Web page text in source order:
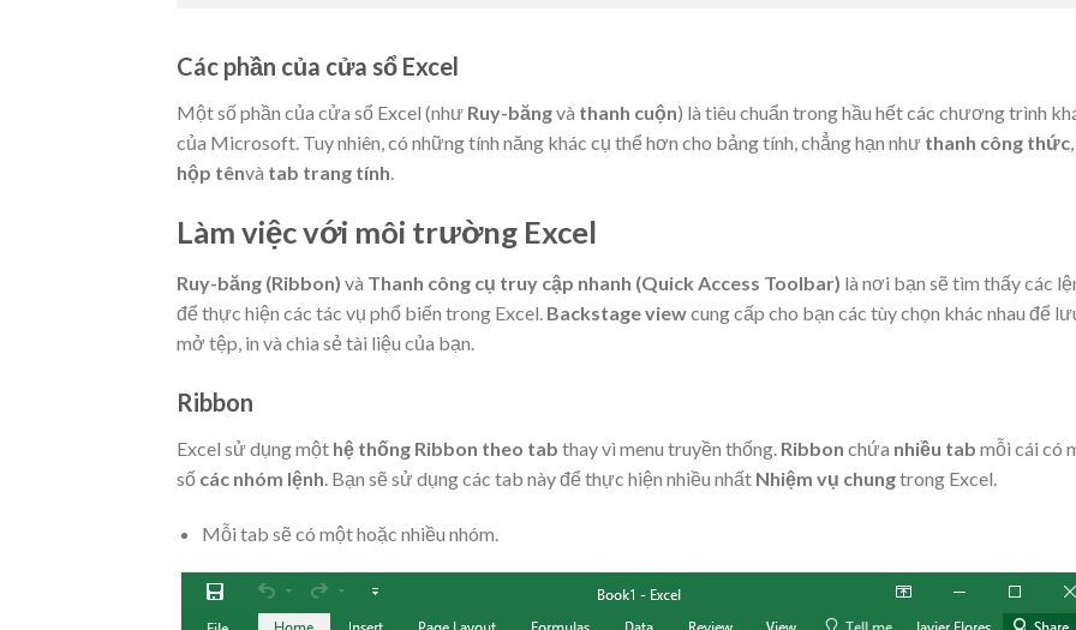
Các phần của cửa sổ Excel
Một số phần của cửa sổ Excel (như Ruy-băngvà thanh cuộn) là tiêu chuẩn trong hầu hết các chương trình
của Microsoft. Tuy nhiên, có những tính năng khác cụ thể hơn cho bảng tính, chẳng hạn như thanh công thức,
hộp tênvà tab trang tính.
Làm việc với môi trường Excel
Ruy-băng (Ribbon) và Thanh công cụ truy cập nhanh (Quick Access Toolbar) là nơi bạn sẽ tìm thấy các
để thực hiện các tác vụ phổ biến trong Excel. Backstage viewcung cấp cho bạn các tùy chọn khác nhau để
mở tệp, in và chia sẻ tài liệu của bạn.
Ribbon
Excel sử dụng một hệ thống Ribbon theo tab thay vì menu truyền thống. Ribbon chứa nhiều tab mỗi cái có
số các nhóm lệnh . Bạn sẽ sử dụng các tab này để thực hiện nhiều nhất Nhiệm vụ chungtrong Excel.
Mỗi tab sẽ có một hoặc nhiều nhóm.